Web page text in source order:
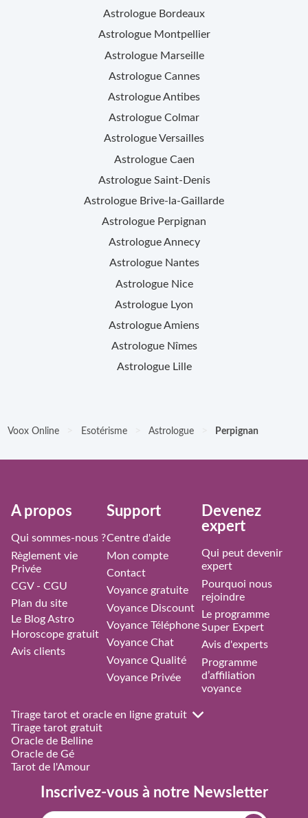
Astrologue Bordeaux
Astrologue Montpellier
Astrologue Marseille
Astrologue Cannes
AstrologueAntibes
Astrologue Colmar
AstrologueVersailles
Astrologue Caen
Astrologue Saint-Denis
Astrologue Brive-la-Gaillarde
Astrologue Perpignan
AstrologueAnnecy
Astrologue Nantes
Astrologue Nice
Astrologue Lyon
AstrologueAmiens
Astrologue Nîmes
Astrologue Lille
Voox Online Esotérisme Astrologue Perpignan
À propos
Qui sommes-nous ?
Règlement vie
Privée
CGV - CGU
Plan du site
Le Blog Astro
Horoscope gratuit
Avis clients
Support
Centre d'aide
Mon compte
Contact
Voyance gratuite
Voyance Discount
Voyance Téléphone
Voyance Chat
Voyance Qualité
Voyance Privée
Devenez
expert
Qui peut devenir
expert
Pourquoi nous
rejoindre
Le programme
Super Expert
Avis d'experts
Programme
d’affiliation
voyance
Tirage tarot et oracle en ligne gratuit
Tirage tarot gratuit
Oracle de Belline
Oracle de Gé
Tarot de l'Amour
Inscrivez-vous à notre Newsletter